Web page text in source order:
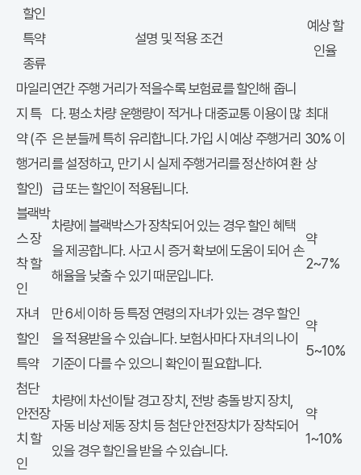
할인
특약
종류
설명 및 적용 조건
예상 할
인율
마일리
지 특
약 (주
행거리
할인)
연간 주행 거리가 적을수록 보험료를 할인해 줍니
다. 평소 차량 운행량이 적거나 대중교통 이용이 많
은 분들께 특히 유리합니다. 가입 시 예상 주행거리
를 설정하고, 만기 시 실제 주행거리를 정산하여 환
급 또는 할인이 적용됩니다.
최대
30% 이
상
블랙박
스 장
착 할
인
차량에 블랙박스가 장착되어 있는 경우 할인 혜택
을 제공합니다. 사고 시 증거 확보에 도움이 되어 손
해율을 낮출 수 있기 때문입니다.
약
2~7%
자녀
할인
특약
만 6세 이하 등 특정 연령의 자녀가 있는 경우 할인
을 적용받을 수 있습니다. 보험사마다 자녀의 나이
기준이 다를 수 있으니 확인이 필요합니다.
약
5~10%
첨단
안전장
치 할
인
차량에 차선이탈 경고 장치, 전방 충돌 방지 장치,
자동 비상 제동 장치 등 첨단 안전장치가 장착되어
있을 경우 할인을 받을 수 있습니다.
약
1~10%